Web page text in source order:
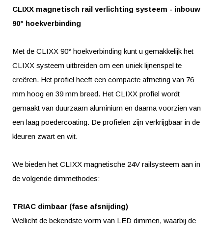
CLIXX magnetisch rail verlichting systeem - inbouw
90° hoekverbinding
Met de CLIXX 90° hoekverbinding kunt u gemakkelijk het
CLIXX systeem uitbreiden om een uniek lijnenspel te
creëren. Het profiel heeft een compacte afmeting van 76
mm hoog en 39 mm breed. Het CLIXX profiel wordt
gemaakt van duurzaam aluminium en daarna voorzien van
een laag poedercoating. De profielen zijn verkrijgbaar in de
kleuren zwart en wit.
We bieden het CLIXX magnetische 24V railsysteem aan in
de volgende dimmethodes:
TRIAC dimbaar (fase afsnijding)
Wellicht de bekendste vorm van LED dimmen, waarbij de